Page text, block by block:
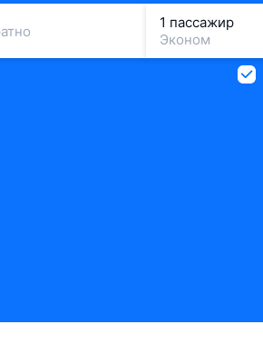
1 пассажир
Эконом